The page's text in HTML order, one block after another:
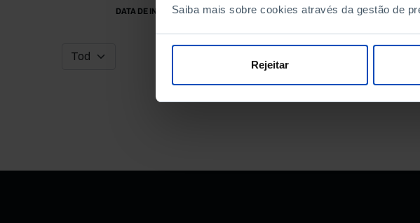
Saiba mais sobre cookies através da gestão de
Rejeitar
DATA DE INÍCIO
DATA DE